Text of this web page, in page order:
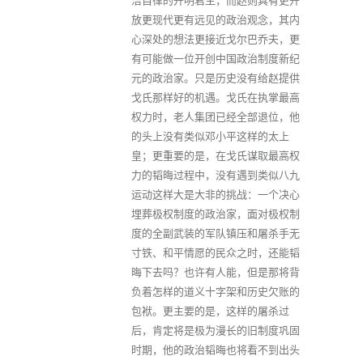
放更现代更有远见的政治观念，其内
心深处的想法更接近戈尔巴乔夫，更
有可能做一位开创中国政治制度新纪
元的政治家。只是历史没有给赵提供
戈氏那样好的机遇。戈氏在执掌最高
权力时，老人集团已经全部退位，他
的头上没有类似邓小平这样的太上
皇；更重要的是，在戈氏谋取最高权
力的韬晦过程中，没有遇到类似八九
运动这样大是大非的挑战：一个决心
埋葬极权制度的政治家，面对极权制
度的全副武装的军队镇压和屠杀手无
寸铁、和平情愿的民众之时，还能韬
晦下去吗？也许有人能，但是那将背
负着怎样的道义十字架和历史欠账的
包袱。更主要的是，这样的屠杀过
后，肯定将是极为漫长的旧制度巩固
时期，他的政治韬晦也将看不到出头